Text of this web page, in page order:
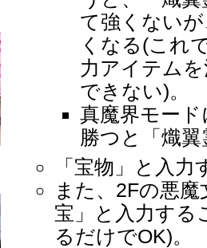
て強くない
くなる(これ
力アイテム
できない)。
真魔界モー
勝つと「熾
「宝物」と入
また、2Fの悪
宝」と入力する
るだけでOK)。